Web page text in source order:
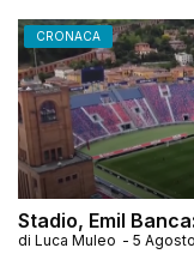
CRONACA
Stadio, Emil
di Luca Muleo - 5